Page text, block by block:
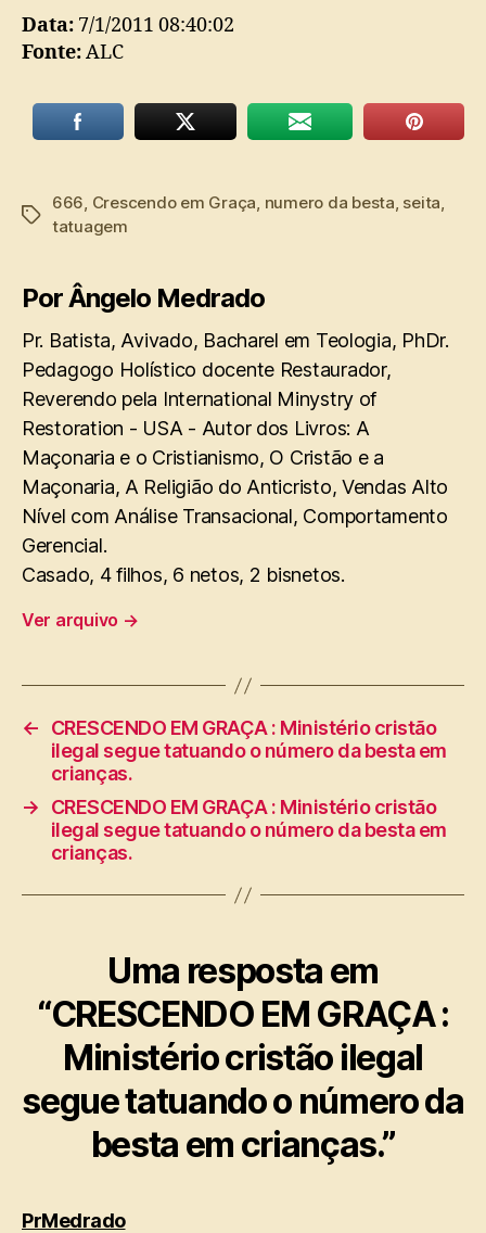
Data: 7/1/2011 08:40:02
Fonte:ALC
Tags
666, Crescendo em Graça, numero da besta, seita,
tatuagem
Por Ângelo Medrado
Pr. Batista, Avivado, Bacharel em Teologia, PhDr.
Pedagogo Holístico docente Restaurador,
Reverendo pela International Minystry of
Restoration - USA - Autor dos Livros: A
Maçonaria e o Cristianismo, O Cristão e a
Maçonaria, A Religião do Anticristo, Vendas Alto
Nível com Análise Transacional, Comportamento
Gerencial.
Casado, 4 filhos, 6 netos, 2 bisnetos.
Ver arquivo →
←
CRESCENDO EM GRAÇA : Ministério cristão
ilegal segue tatuando o número da besta em
crianças.
→
CRESCENDO EM GRAÇA : Ministério cristão
ilegal segue tatuando o número da besta em
crianças.
Uma resposta em
“CRESCENDO EM GRAÇA :
Ministério cristão ilegal
segue tatuando o número da
besta em crianças.”
PrMedradodiz: